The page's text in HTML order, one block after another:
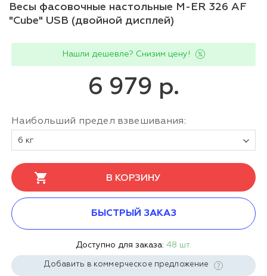
Весы фасовочные настольные M-ER 326 AF
"Cube" USB (двойной дисплей)
Нашли дешевле? Снизим цену!
6 979 р.
Наибольший предел взвешивания:
6 кг
В КОРЗИНУ
БЫСТРЫЙ ЗАКАЗ
Доступно для заказа: 48 шт.
Добавить в коммерческое предложение